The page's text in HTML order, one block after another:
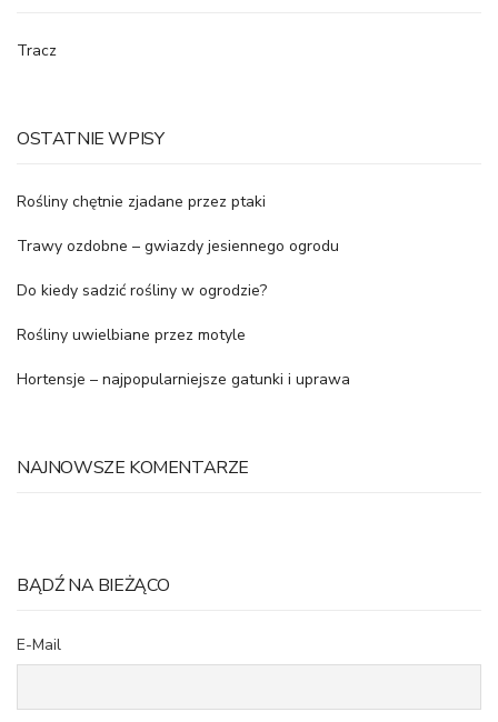
Tracz
OSTATNIE WPISY
Rośliny chętnie zjadane przez ptaki
Trawy ozdobne – gwiazdy jesiennego ogrodu
Do kiedy sadzić rośliny w ogrodzie?
Rośliny uwielbiane przez motyle
Hortensje – najpopularniejsze gatunki i uprawa
NAJNOWSZE KOMENTARZE
BĄDŹ NA BIEŻĄCO
E-Mail